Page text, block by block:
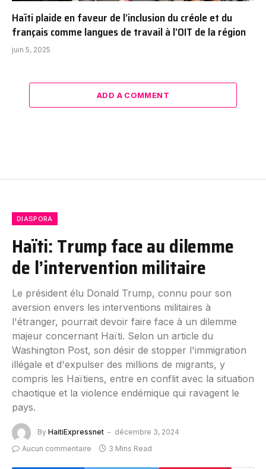
Haïti plaide en faveur de l’inclusion du créole et du
français comme langues de travail à l’OIT de la région
juin 5, 2025
ADD A COMMENT
DIASPORA
Haïti: Trump face au dilemme
de l’intervention militaire
Le président élu Donald Trump, connu pour son
aversion envers les interventions militaires à
l'étranger, pourrait devoir faire face à un dilemme
majeur concernant Haïti. Selon un article du
Washington Post, son désir de stopper l'immigration
illégale et d'expulser des millions de migrants, y
compris les Haïtiens, entre en conflit avec la situation
chaotique et la violence endémique qui ravagent le
pays.
By HaitiExpressnet
décembre 3, 2024
Aucun commentaire
3 Mins Read